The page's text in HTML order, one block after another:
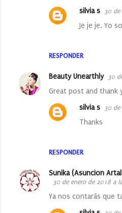
RESPONDER
silvia s 30
Je je je. Yo
Beauty Unearthly 30
Great post and thank
RESPONDER
silvia s 30
Thanks
Sunika (Asuncion
30 de enero de 2018 a
Ya nos contarás que